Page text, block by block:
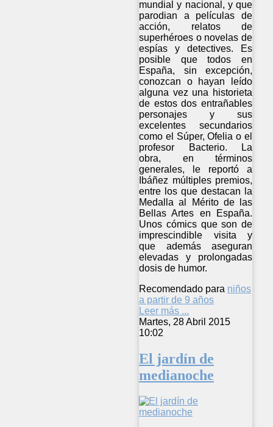
mundial y nacional, y que
parodian a películas de
acción, relatos de
superhéroes o novelas de
espías y detectives. Es
posible que todos en
España, sin excepción,
conozcan o hayan leído
alguna vez una historieta
de estos dos entrañables
personajes y sus
excelentes secundarios
como el Súper, Ofelia o el
profesor Bacterio. La
obra, en términos
generales, le reportó a
Ibáñez múltiples premios,
entre los que destacan la
Medalla al Mérito de las
Bellas Artes en España.
Unos cómics que son de
imprescindible visita y
que además aseguran
elevadas y prolongadas
dosis de humor.
Recomendado para niños
a partir de 9 años
Leer más ...
Martes, 28 Abril 2015
10:02
El jardín de
medianoche